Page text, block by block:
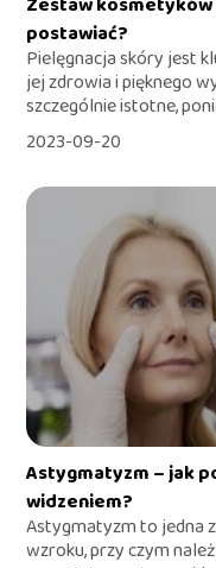
postawiać?
Pielęgnacja skóry jest
jej zdrowia i pięknego
szczególnie istotne,
2023-09-20
Astygmatyzm – jak
widzeniem?
Astygmatyzm to jedna
wzroku, przy czym